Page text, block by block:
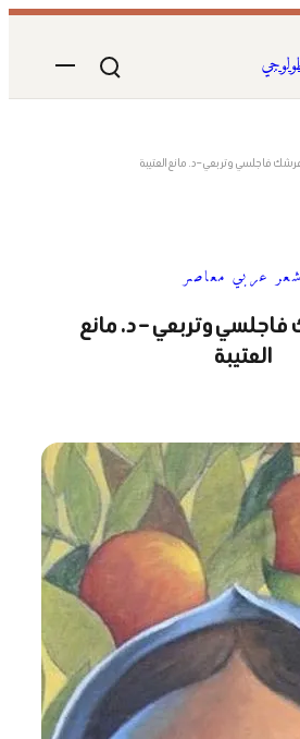
فاجلسي وتربعي – د. مانع العتيبة
شعر عربي معاصر
وتربعي – د. مانع
العتيبة